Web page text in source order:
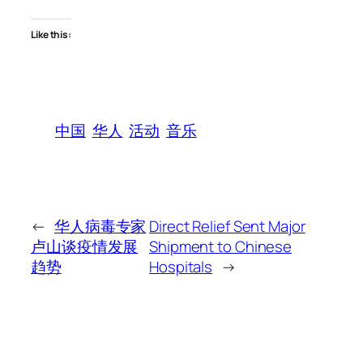
Like this:
中国 华人 活动 音乐
← 华人病毒专家
卢山谈疫情发展
趋势
Direct Relief Sent Major
Shipment to Chinese
Hospitals →